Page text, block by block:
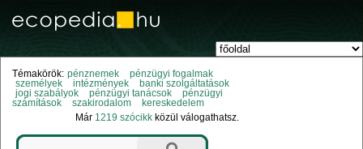
Témakörök: pénznemek
pénzügyi fogalmak
személyek
intézmények
banki szolgáltatások
jogi szabályok
pénzügyi tanácsok
pénzügyi
számítások
szakirodalom
kereskedelem
Már 1219 szócikk közül válogathatsz.